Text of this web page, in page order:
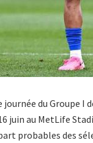
du Groupe I
juin au MetLife
probables des